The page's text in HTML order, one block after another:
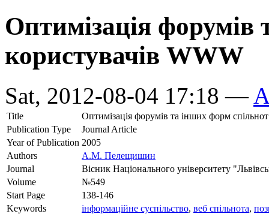
Оптимізація
користувачів WWW
Sat, 2012-08-04 17:18 —
Title
Оптимізація форумів та інших форм
Publication Type
Journal Article
Year of Publication 2005
Authors
А.М. Пелещишин
Journal
Вісник Національного університету
Volume
№549
Start Page
138-146
Keywords
інформаційне суспільство, веб спільнота,